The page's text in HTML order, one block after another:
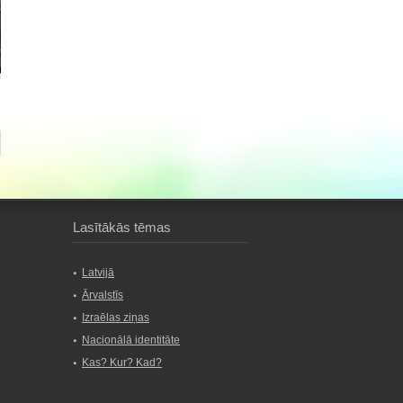
Lasītākās tēmas
Latvijā
Ārvalstīs
Izraēlas ziņas
Nacionālā identitāte
Kas? Kur? Kad?